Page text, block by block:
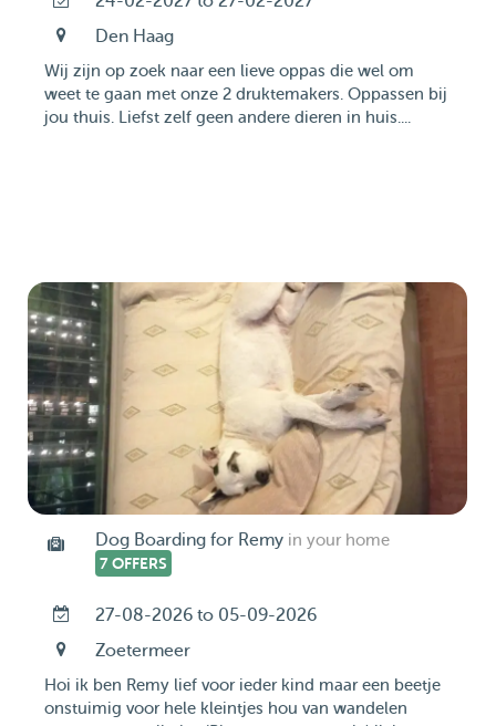
Den Haag
Wij zijn op zoek naar een lieve oppas die wel om
weet te gaan met onze 2 druktemakers. Oppassen bij
jou thuis. Liefst zelf geen andere dieren in huis....
Dog Boarding for Remy in your home
7 OFFERS
27-08-2026 to 05-09-2026
Zoetermeer
Hoi ik ben Remy lief voor ieder kind maar een beetje
onstuimig voor hele kleintjes hou van wandelen